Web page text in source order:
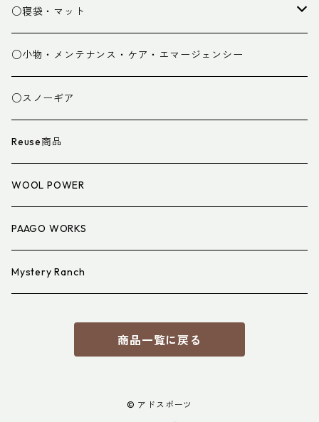
パンツ
グローブ
スパッツ・ゲイター
衣類小物
アイウェア
○寝袋・マット
寝袋
マット
寝具小物
○小物・メンテナンス・ケア・エマージェンシー
○スノーギア
Reuse商品
WOOL POWER
PAAGO WORKS
Mystery Ranch
商品一覧に戻る
© アドスポーツ